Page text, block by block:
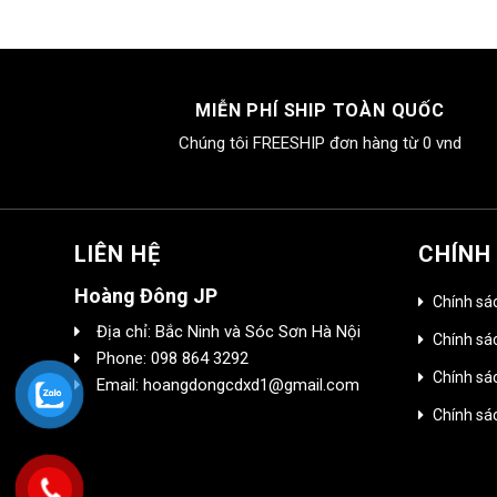
MIỄN PHÍ SHIP TOÀN QUỐC
Chúng tôi FREESHIP đơn hàng từ 0 vnd
LIÊN HỆ
Hoàng Đông JP
Địa chỉ: Bắc Ninh và Sóc Sơn Hà Nội
Phone: 098 864 3292
Email: hoangdongcdxd1@gmail.com
Chính
Chính
Chính
Chính